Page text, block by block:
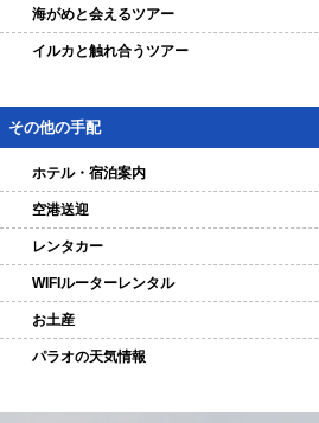
海がめと会えるツアー
イルカと触れ合うツアー
その他の手配
ホテル・宿泊案内
空港送迎
レンタカー
WIFIルーターレンタル
お土産
パラオの天気情報